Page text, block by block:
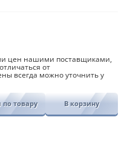
цен нашими поставщиками,
от
всегда можно уточнить у
по товару В корзину